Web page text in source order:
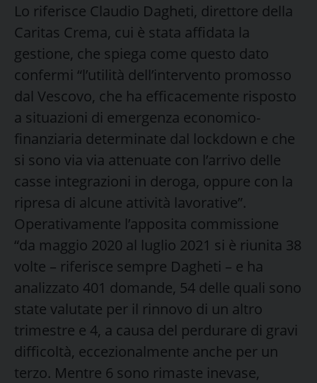
Lo riferisce Claudio Dagheti, direttore della
Caritas Crema, cui è stata affidata la
gestione, che spiega come questo dato
confermi “l’utilità dell’intervento promosso
dal Vescovo, che ha efficacemente risposto
a situazioni di emergenza economico-
finanziaria determinate dal lockdown e che
si sono via via attenuate con l’arrivo delle
casse integrazioni in deroga, oppure con la
ripresa di alcune attività lavorative”.
Operativamente l’apposita commissione
“da maggio 2020 al luglio 2021 si è riunita 38
volte – riferisce sempre Dagheti – e ha
analizzato 401 domande, 54 delle quali sono
state valutate per il rinnovo di un altro
trimestre e 4, a causa del perdurare di gravi
difficoltà, eccezionalmente anche per un
terzo. Mentre 6 sono rimaste inevase,